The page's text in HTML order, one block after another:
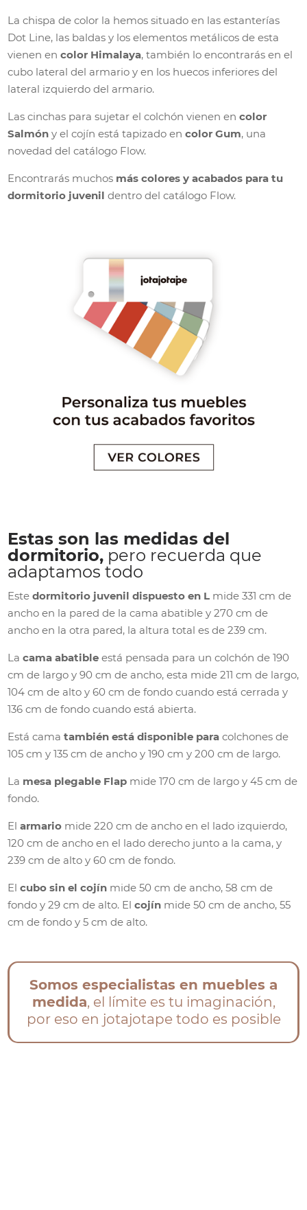
La chispa de color la hemos situado en las estanterías
Dot Line, las baldas y los elementos metálicos de esta
vienen encolor Himalaya, también lo encontrarás en el
cubo lateral del armario y en los huecos inferiores del
lateral izquierdo del armario.
Las cinchas para sujetar el colchón vienen encolor
Salmón y el cojín está tapizado encolor Gum, una
novedad del catálogo Flow.
Encontrarás muchos más colores y acabados para tu
dormitorio juvenil dentro del catálogo Flow.
Estas son las medidas del
dormitorio, pero recuerda que
adaptamos todo
Estedormitorio juvenil dispuesto en L mide 331 cm de
ancho en la pared de la cama abatible y 270 cm de
ancho en la otra pared, la altura total es de 239 cm.
Lacama abatible está pensada para un colchón de 190
cm de largo y 90 cm de ancho, esta mide 211 cm de largo,
104 cm de alto y 60 cm de fondo cuando está cerrada y
136 cm de fondo cuando está abierta.
Está camatambién está disponible para colchones de
105 cm y 135 cm de ancho y 190 cm y 200 cm de largo.
La mesa plegable Flap mide 170 cm de largo y 45 cm de
fondo.
Elarmario mide 220 cm de ancho en el lado izquierdo,
120 cm de ancho en el lado derecho junto a la cama, y
239 cm de alto y 60 cm de fondo.
Elcubo sin el cojín mide 50 cm de ancho, 58 cm de
fondo y 29 cm de alto. Elcojín mide 50 cm de ancho, 55
cm de fondo y 5 cm de alto.
Somos especialistas en muebles a
medida, el límite es tu imaginación,
por eso en jotajotape todo es posible